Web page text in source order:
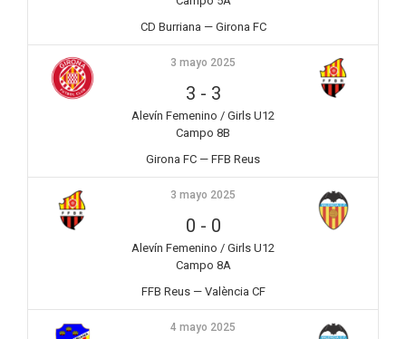
CD Burriana — Girona FC
3 mayo 2025
3 - 3
Alevín Femenino / Girls U12
Campo 8B
Girona FC — FFB Reus
3 mayo 2025
0 - 0
Alevín Femenino / Girls U12
Campo 8A
FFB Reus — València CF
4 mayo 2025